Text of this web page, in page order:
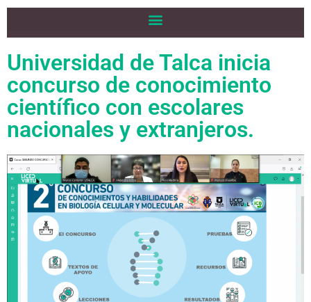
Universidad de Talca inicia
concurso de conocimiento
científico con escolares
nacionales y extranjeros.